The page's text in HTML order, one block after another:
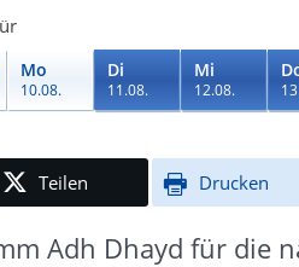
Mo
10.08.
Di
11.08.
Mi
12.08.
Teilen Drucken
Adh Dhayd für die